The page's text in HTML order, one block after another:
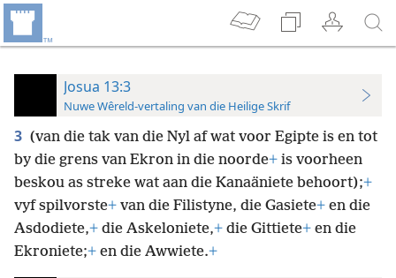
Josua 13:3
Nuwe Wêreld-vertaling van die Heilige Skrif
3 (van die tak van die Nyl af wat voor Egipte is en tot
by die grens van Ekron in die noorde+ is voorheen
beskou as streke wat aan die Kanaäniete behoort);+
vyf spilvorste+ van die Filistyne, die Gasiete+ en die
Asdodiete,+ die Askeloniete,+ die Gittiete+ en die
Ekroniete;+ en die Awwiete.+